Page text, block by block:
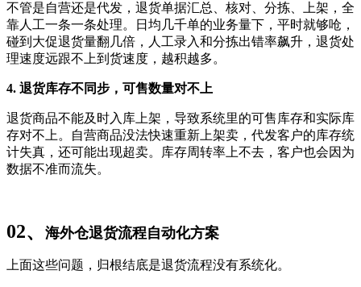
不管是自营还是代发，退货单据汇总、核对、分拣、上架，全
靠人工一条一条处理。日均几千单的业务量下，平时就够呛，
碰到大促退货量翻几倍，人工录入和分拣出错率飙升，退货处
理速度远跟不上到货速度，越积越多。
4. 退货库存不同步，可售数量对不上
退货商品不能及时入库上架，导致系统里的可售库存和实际库
存对不上。自营商品没法快速重新上架卖，代发客户的库存统
计失真，还可能出现超卖。库存周转率上不去，客户也会因为
数据不准而流失。
02、 海外仓退货流程自动化方案
上面这些问题，归根结底是退货流程没有系统化。